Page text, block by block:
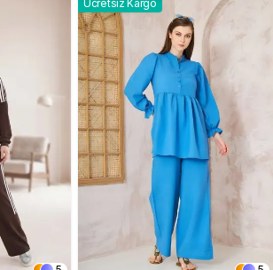
Ücretsiz Kargo